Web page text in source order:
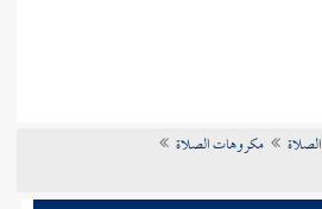
الصلاة
مكروهات الصلاة